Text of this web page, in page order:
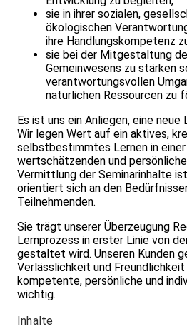
sie in ihrer sozialen,
ökologischen
ihre Handlungskompetenz
sie bei der Mitgestaltung
Gemeinwesens zu stärken
verantwortungsvollen
natürlichen Ressourcen zu
Es ist uns ein Anliegen, eine
Wir legen Wert auf ein aktives,
selbstbestimmtes Lernen in
wertschätzenden und
Vermittlung der Seminarinhalte
orientiert sich an den
Teilnehmenden.
Sie trägt unserer Überzeugung
Lernprozess in erster Linie von
gestaltet wird. Unseren Kunden
Verlässlichkeit und
kompetente, persönliche und
wichtig.
Inhalte